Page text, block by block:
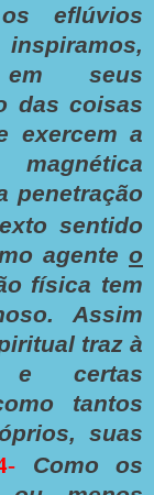
eflúvios
seus
das coisas
exercem a
penetração
sentido
agente o
física tem
Assim
traz à
e certas
tantos
suas
Como os